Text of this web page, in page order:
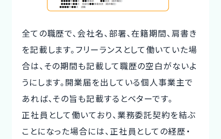
全ての職歴で、会社名、部署、在籍期間、肩書き
を記載します。フリーランスとして働いていた場
合は、その期間も記載して職歴の空白がないよ
うにします。開業届を出している個人事業主で
あれば、その旨も記載するとベターです。
正社員として働いており、業務委託契約を結ぶ
ことになった場合には、正社員としての経歴・